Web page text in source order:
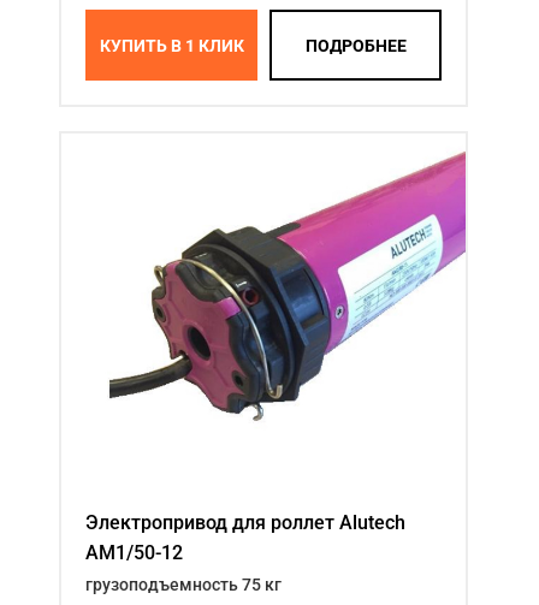
КУПИТЬ В 1 КЛИК ПОДРОБНЕЕ
Электропривод для роллет Alutech
AM1/50-12
грузоподъемность 75 кг